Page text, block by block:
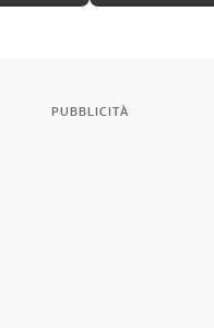
PUBBLICITÀ